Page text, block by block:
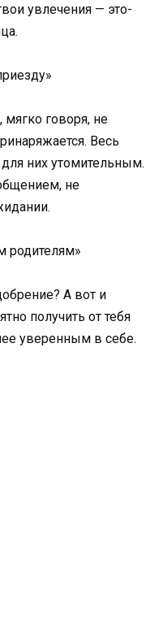
увлечения — это-
мягко говоря, не
Весь
для них утомительным.
не
родителям»
А вот и
получить от тебя
уверенным в себе.